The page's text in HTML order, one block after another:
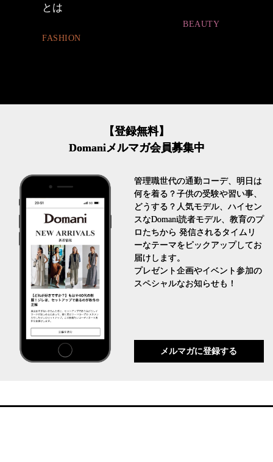
とは
FASHION
BEAUTY
【登録無料】
Domaniメルマガ会員募集中
管理職世代の通勤コーデ、明日は
何を着る？子供の受験や習い事、
どうする？人気モデル、ハイセン
スなDomani読者モデル、教育のプ
ロたちから 発信されるタイムリ
ーなテーマをピックアップしてお
届けします。
プレゼント企画やイベント参加の
スペシャルなお知らせも！
メルマガに登録する